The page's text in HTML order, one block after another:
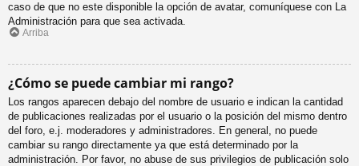
caso de que no este disponible la opción de avatar, comuníquese con La
Administración para que sea activada.
Arriba
¿Cómo se puede cambiar mi rango?
Los rangos aparecen debajo del nombre de usuario e indican la cantidad
de publicaciones realizadas por el usuario o la posición del mismo dentro
del foro, e.j. moderadores y administradores. En general, no puede
cambiar su rango directamente ya que está determinado por la
administración. Por favor, no abuse de sus privilegios de publicación solo